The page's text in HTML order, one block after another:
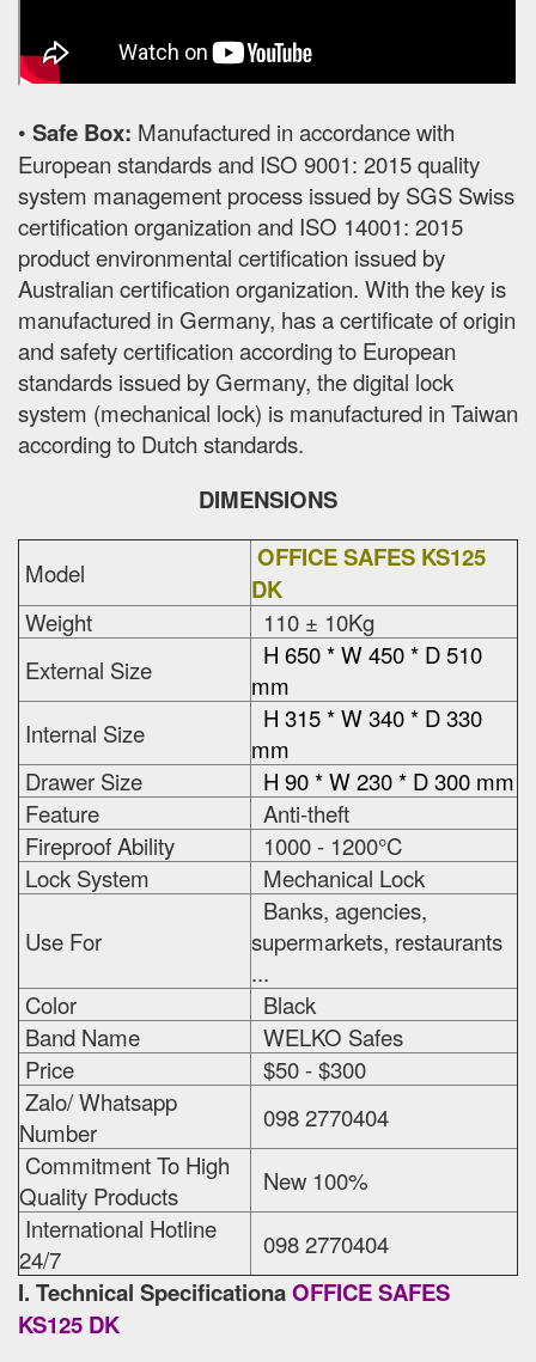
• Safe Box: Manufactured in accordance with
European standards and ISO 9001: 2015 quality
system management process issued by SGS Swiss
certification organization and ISO 14001: 2015
product environmental certification issued by
Australian certification organization. With the key is
manufactured in Germany, has a certificate of origin
and safety certification according to European
standards issued by Germany, the digital lock
system (mechanical lock) is manufactured in Taiwan
according to Dutch standards.
DIMENSIONS
Model
OFFICE SAFES KS125
DK
Weight
110 ± 10Kg
External Size
H 650 * W 450 * D 510
mm
Internal Size
H 315 * W 340 * D 330
mm
Drawer Size
H 90 * W 230 * D 300 mm
Feature
Anti-theft
Fireproof Ability
1000 - 1200°C
Lock System
Mechanical Lock
Use For
Banks, agencies,
supermarkets, restaurants
...
Color
Black
Band Name
WELKO Safes
Price
$50 - $300
Zalo/ Whatsapp
Number
098 2770404
Commitment To High
Quality Products
New 100%
International Hotline
24/7
098 2770404
I. Technical SpecificationaOFFICE SAFES
KS125 DK